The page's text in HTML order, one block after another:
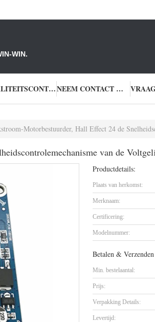
WIN.
KWALITEITSCONTROLE NEEM CONTACT MET ONS OP
Motorbestuurder, Hall Effect 24 de
van de
Productdetails:
Plaats van herkomst:
Merknaam:
Certificering:
Modelnummer:
Betalen &
Min. bestelaantal:
Prijs:
Verpakking Details:
Levertijd: